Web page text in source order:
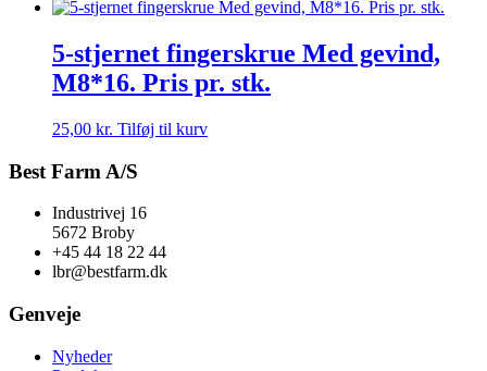
5-stjernet fingerskrue Med gevind,
M8*16. Pris pr. stk.
25,00 kr. Tilføj til kurv
Best Farm A/S
Industrivej 16
5672 Broby
+45 44 18 22 44
lbr@bestfarm.dk
Genveje
Nyheder